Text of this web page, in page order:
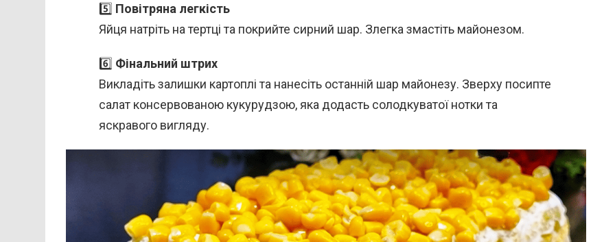
5️⃣ Повітряна легкість
Яйця натріть на тертці та покрийте сирний шар. Злегка змастіть майонезом.
6️⃣ Фінальний штрих
Викладіть залишки картоплі та нанесіть останній шар майонезу. Зверху посипте
салат консервованою кукурудзою, яка додасть солодкуватої нотки та
яскравого вигляду.